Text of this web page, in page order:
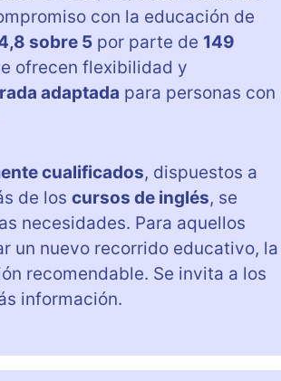
con la educación de
sobre 5 por parte de 149
ofrecen flexibilidad y
adaptada para personas con
cualificados, dispuestos a
de los cursos de inglés, se
necesidades. Para aquellos
un nuevo recorrido educativo, la
recomendable. Se invita a los
información.